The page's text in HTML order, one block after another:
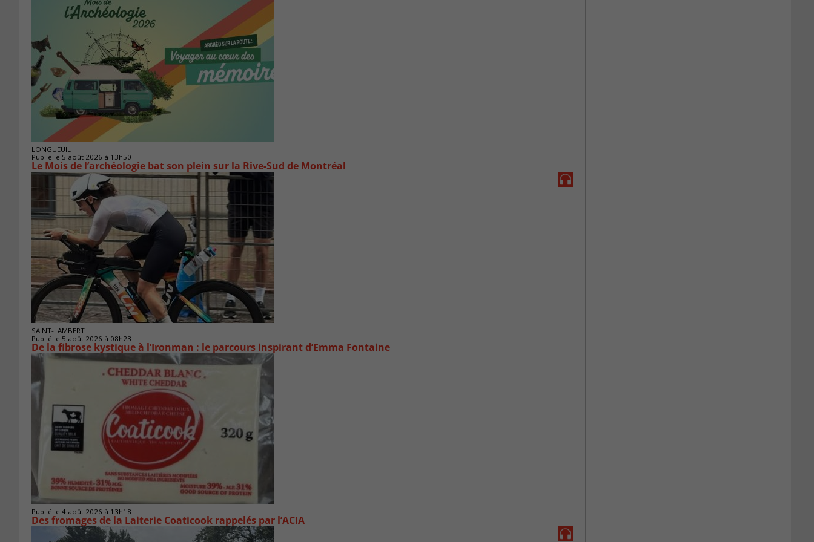
LONGUEUIL
Publié le 5 août 2026 à 13h50
Le Mois de l’archéologie bat son plein sur la Rive-Sud de Montréal
SAINT-LAMBERT
Publié le 5 août 2026 à 08h23
De la fibrose kystique à l’Ironman : le parcours inspirant d’Emma Fontaine
Publié le 4 août 2026 à 13h18
Des fromages de la Laiterie Coaticook rappelés par l’ACIA